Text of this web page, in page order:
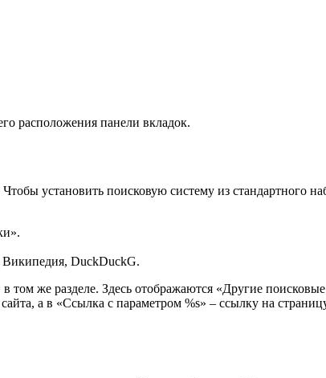
расположения панели вкладок.
установить поисковую систему из стандартного
Википедия, DuckDuckG.
же разделе. Здесь отображаются «Другие
а в «Ссылка с параметром %s» – ссылку на